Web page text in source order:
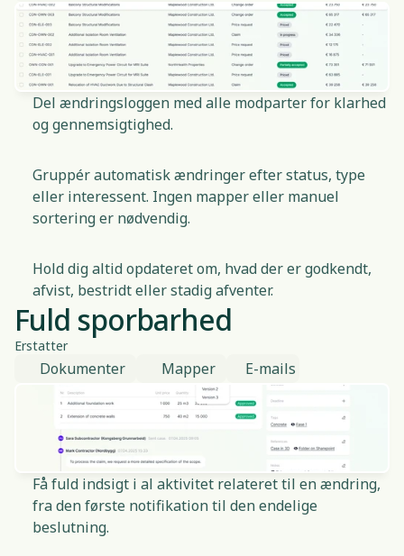
Del ændringsloggen med alle modparter for klarhed
og gennemsigtighed.
Gruppér automatisk ændringer efter status, type
eller interessent. Ingen mapper eller manuel
sortering er nødvendig.
Hold dig altid opdateret om, hvad der er godkendt,
afvist, bestridt eller stadig afventer.
Fuld sporbarhed
Erstatter
Dokumenter Mapper E-mails
Få fuld indsigt i al aktivitet relateret til en ændring,
fra den første notifikation til den endelige
beslutning.